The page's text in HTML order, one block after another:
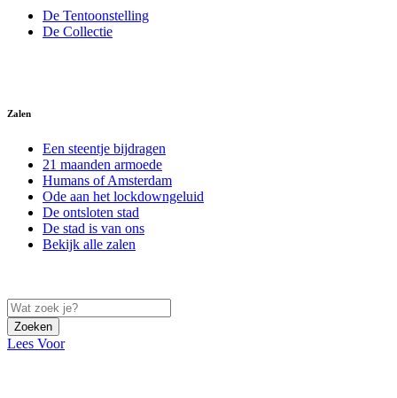
De Tentoonstelling
De Collectie
Zalen
Een steentje bijdragen
21 maanden armoede
Humans of Amsterdam
Ode aan het lockdowngeluid
De ontsloten stad
De stad is van ons
Bekijk alle zalen
Zoeken
Lees Voor